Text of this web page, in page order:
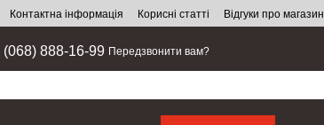
Контактна інформація Корисні статті Відгуки про магазин
(068) 888-16-99 Передзвонити вам?